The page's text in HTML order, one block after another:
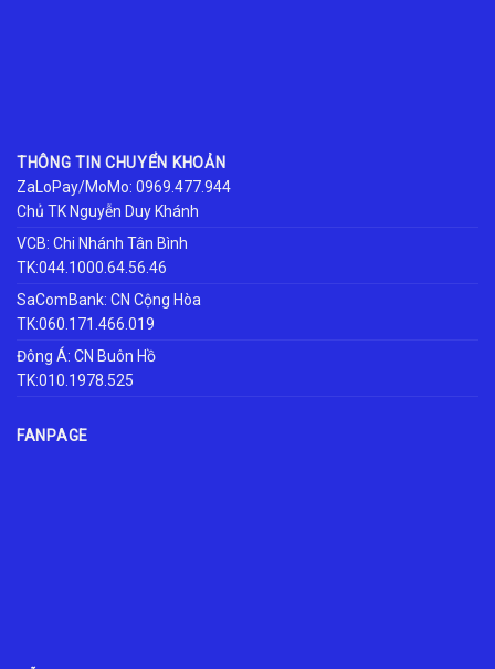
THÔNG TIN CHUYỂN KHOẢN
ZaLoPay/MoMo: 0969.477.944
Chủ TK Nguyễn Duy Khánh
VCB: Chi Nhánh Tân Bình
TK:044.1000.64.56.46
SaComBank: CN Cộng Hòa
TK:060.171.466.019
Đông Á: CN Buôn Hồ
TK:010.1978.525
FANPAGE